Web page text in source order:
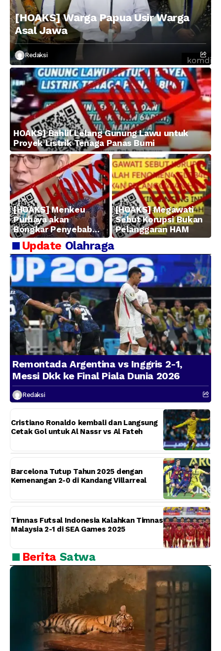
[HOAKS] Warga Papua Usir Warga
Asal Jawa
Redaksi
HOAKS] Bahlil Lelang Gunung Lawu untuk
Proyek Listrik Tenaga Panas Bumi
[HOAKS] Menkeu
Purbaya akan
Bongkar Penyebab
Kerugian BUMN
[HOAKS] Megawati
Sebut Korupsi Bukan
Pelanggaran HAM
Update Olahraga
Remontada Argentina vs Inggris 2-1,
Messi Dkk ke Final Piala Dunia 2026
Redaksi
Cristiano Ronaldo kembali dan Langsung
Cetak Gol untuk Al Nassr vs Al Fateh
Barcelona Tutup Tahun 2025 dengan
Kemenangan 2-0 di Kandang Villarreal
Timnas Futsal Indonesia Kalahkan Timnas
Malaysia 2-1 di SEA Games 2025
Berita Satwa